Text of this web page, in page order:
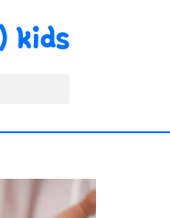
kids